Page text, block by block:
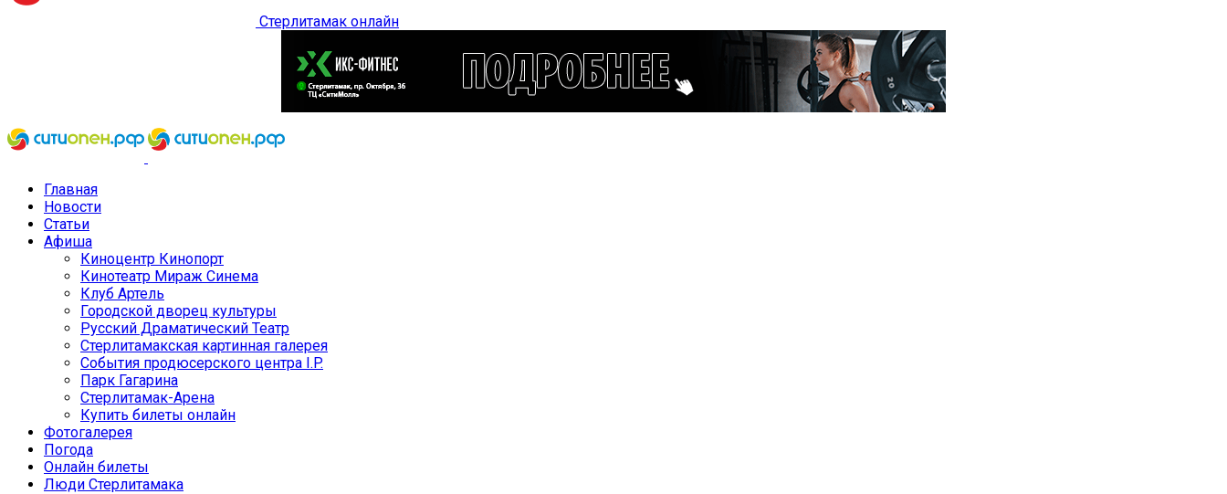
Стерлитамак онлайн
Главная
Новости
Статьи
Афиша
Киноцентр Кинопорт
Кинотеатр Мираж Синема
Клуб Артель
Городской дворец культуры
Русский Драматический Театр
Стерлитамакская картинная галерея
События продюсерского центра I.P.
Парк Гагарина
Стерлитамак-Арена
Купить билеты онлайн
Фотогалерея
Погода
Онлайн билеты
Люди Стерлитамака